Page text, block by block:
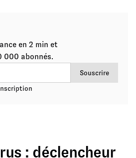
en 2 min et
000 abonnés.
: déclencheur